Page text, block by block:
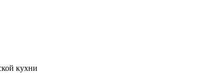
кухни